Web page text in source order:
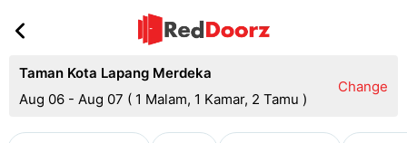
Taman Kota Lapang Merdeka
Aug 06 - Aug 07 ( 1 Malam, 1 Kamar, 2 Tamu )
Change